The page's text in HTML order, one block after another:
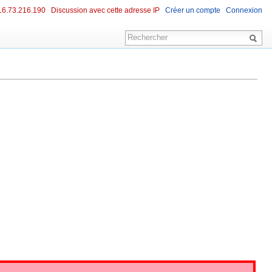
Discussion avec cette adresse IP Créer un compte Connexion